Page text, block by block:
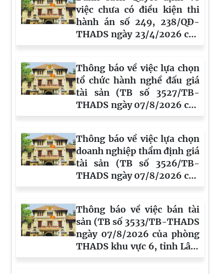
việc chưa có điều kiện thi
hành án số 249, 238/QĐ-
THADS ngày 23/4/2026 của
Phòng THADS khu vực 8
Thông báo về việc lựa chọn
tổ chức hành nghề đấu giá
tài sản (TB số 3527/TB-
THADS ngày 07/8/2026 của
phòng Nghiệp vụ và TCTHA
Thông báo về việc lựa chọn
doanh nghiệp thẩm định giá
tài sản (TB số 3526/TB-
THADS ngày 07/8/2026 của
phòng THADS khu vực 3,
Thông báo về việc bán tài
sản (TB số 3533/TB-THADS
ngày 07/8/2026 của phòng
THADS khu vực 6, tỉnh Lâm
Đồng)